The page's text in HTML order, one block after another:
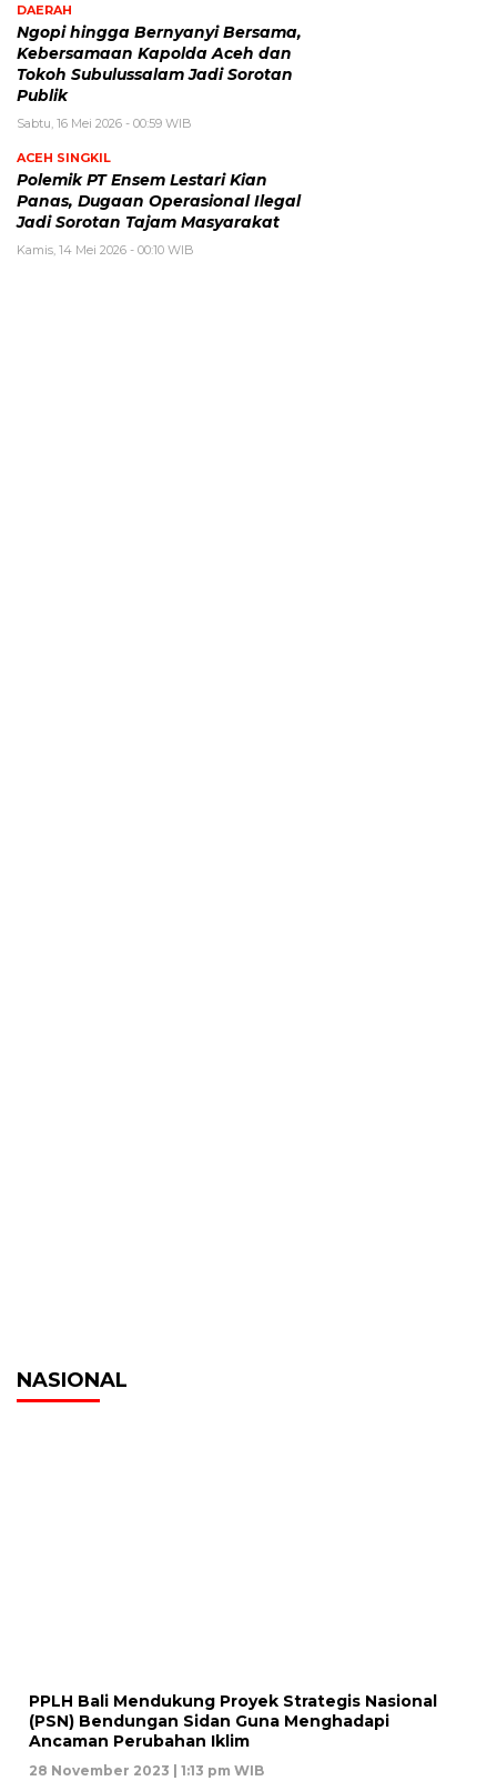
DAERAH
Ngopi hingga Bernyanyi Bersama,
Kebersamaan Kapolda Aceh dan
Tokoh Subulussalam Jadi Sorotan
Publik
Sabtu, 16 Mei 2026 - 00:59 WIB
ACEH SINGKIL
Polemik PT Ensem Lestari Kian
Panas, Dugaan Operasional Ilegal
Jadi Sorotan Tajam Masyarakat
Kamis, 14 Mei 2026 - 00:10 WIB
NASIONAL
PPLH Bali Mendukung Proyek Strategis Nasional
(PSN) Bendungan Sidan Guna Menghadapi
Ancaman Perubahan Iklim
28 November 2023 | 1:13 pm WIB